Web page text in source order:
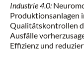
Industrie 4.0:
Produktionsanlagen
Qualitätskontrollen
Ausfälle
Effizienz und